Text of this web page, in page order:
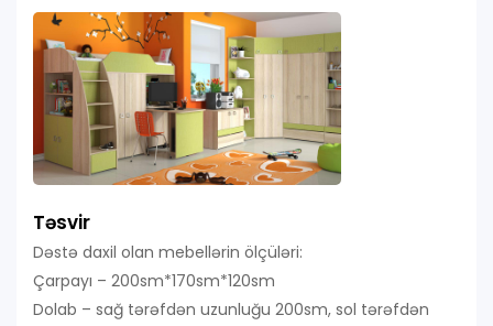
Təsvir
Dəstə daxil olan mebellərin ölçüləri:
Çarpayı – 200sm*170sm*120sm
Dolab – sağ tərəfdən uzunluğu 200sm, sol tərəfdən